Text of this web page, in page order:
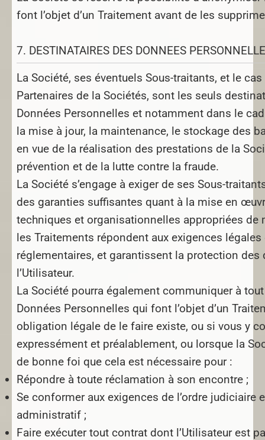
font l’objet d’un Traitement avant de les
7. DESTINATAIRES DES DONNEES
La Société, ses éventuels Sous-traitants, et le
Partenaires de la Sociétés, sont les seuls
Données Personnelles et notamment dans le
la mise à jour, la maintenance, le stockage des
en vue de la réalisation des prestations de la
prévention et de la lutte contre la fraude.
La Société s’engage à exiger de ses Sous-
des garanties suffisantes quant à la mise en
techniques et organisationnelles appropriées de
les Traitements répondent aux exigences légales
réglementaires, et garantissent la protection des
l’Utilisateur.
La Société pourra également communiquer à
Données Personnelles qui font l’objet d’un
obligation légale de le faire existe, ou si vous y
expressément et préalablement, ou lorsque la
de bonne foi que cela est nécessaire pour :
Répondre à toute réclamation à son encontre ;
Se conformer aux exigences de l’ordre judiciaire
administratif ;
Faire exécuter tout contrat dont l’Utilisateur est